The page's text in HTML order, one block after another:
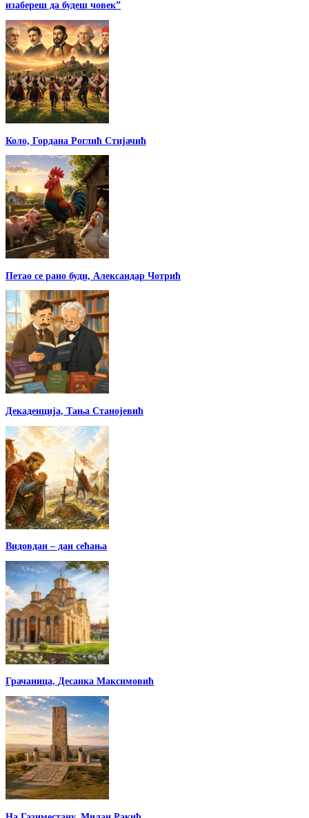
изабереш да будеш човек”
Коло, Гордана Роглић Стијачић
Петао се рано буди, Александар Чотрић
Декаденција, Тања Станојевић
Видовдан – дан сећања
Грачаница, Десанка Максимовић